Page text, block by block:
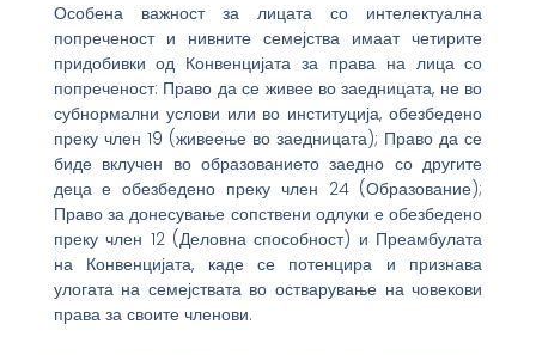
Особена важност за лицата со интелектуална
попреченост и нивните семејства имаат четирите
придобивки од Конвенцијата за права на лица со
попреченост: Право да се живее во заедницата, не во
субнормални услови или во институција, обезбедено
преку член 19 (живеење во заедницата); Право да се
биде вклучен во образованието заедно со другите
деца е обезбедено преку член 24 (Образование);
Право за донесување сопствени одлуки е обезбедено
преку член 12 (Деловна способност) и Преамбулата
на Конвенцијата, каде се потенцира и признава
улогата на семејствата во остварување на човекови
права за своите членови.